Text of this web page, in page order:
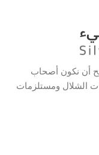
أن نكون أصحاب
الشلال ومستلزمات